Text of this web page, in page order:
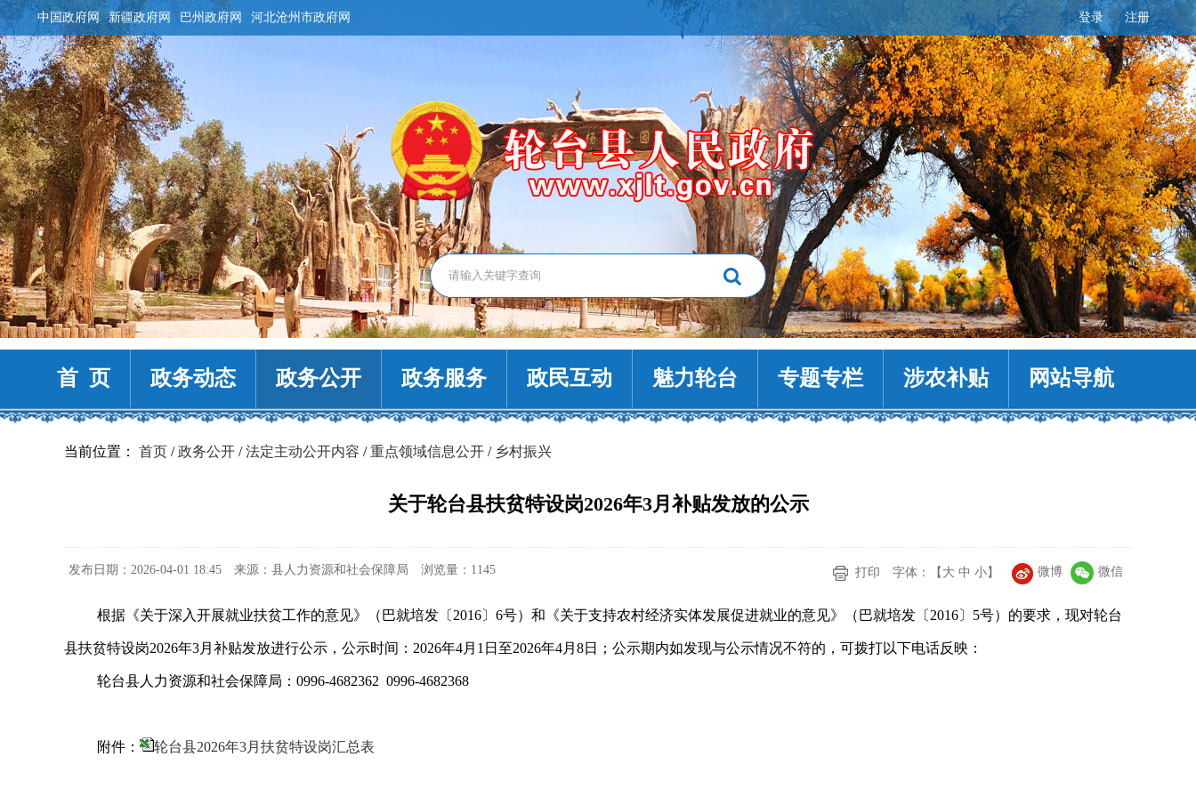
中国政府网 新疆政府网 巴州政府网 河北沧州市政府网 登录 注册
首 页 政务动态 政务公开 政务服务 政民互动 魅力轮台 专题专栏 涉农补贴 网站导航
当前位置： 首页 /政务公开 /法定主动公开内容 /重点领域信息公开 / 乡村振兴
关于轮台县扶贫特设岗2026年3月补贴发放的公示
发布日期：2026-04-01 18:45 来源：县人力资源和社会保障局 浏览量： 1145 打印 字体：【 大 中 小】 微博 微信
根据《关于深入开展就业扶贫工作的意见》（巴就培发〔2016〕6号）和《关于支持农村经济实体发展促进就业的意见》（巴就培发〔2016〕5号）的要求，现对轮台
县扶贫特设岗2026年3月补贴发放进行公示，公示时间：2026年4月1日至2026年4月8日；公示期内如发现与公示情况不符的，可拨打以下电话反映：
轮台县人力资源和社会保障局：0996-4682362 0996-4682368
附件： 轮台县2026年3月扶贫特设岗汇总表